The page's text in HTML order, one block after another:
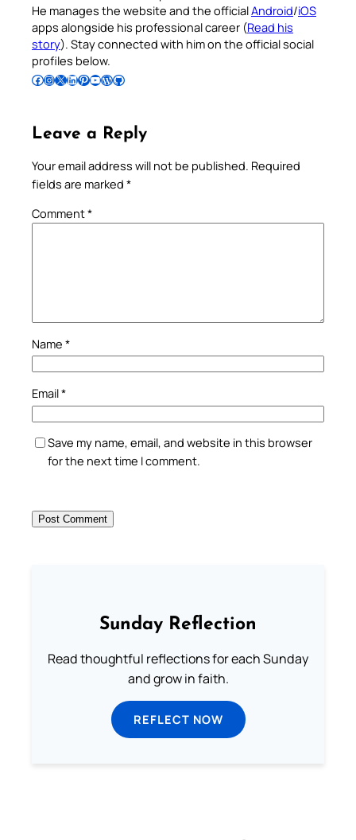
He manages the website and the officialAndroid/iOS
apps alongside his professional career (Read his
story). Stay connected with him on the official social
profiles below.
Follow Pradeep on Facebook Follow Pradeep on InstagramFollow Pradeep on X Follow Pradeep on LinkedIn Follow Pradeep on Pinterest Subscribe to Pradeep’s Youtube Channel Follow Pradeep on WordPress Follow Pradeep on GitHub
Leave a Reply
Your email address will not be published. Required
fields are marked *
Comment*
Name *
Email*
Save my name, email, and website in this browser
for the next time I comment.
Sunday Reflection
Read thoughtful reflections for each Sunday
and grow in faith.
REFLECT NOW